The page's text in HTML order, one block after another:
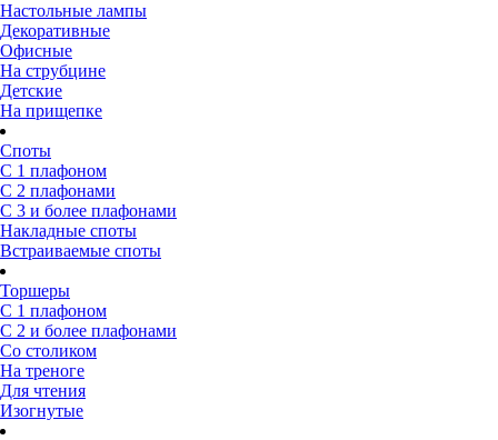
Настольные лампы
Декоративные
Офисные
На струбцине
Детские
На прищепке
Споты
С 1 плафоном
С 2 плафонами
С 3 и более плафонами
Накладные споты
Встраиваемые споты
Торшеры
С 1 плафоном
С 2 и более плафонами
Со столиком
На треноге
Для чтения
Изогнутые